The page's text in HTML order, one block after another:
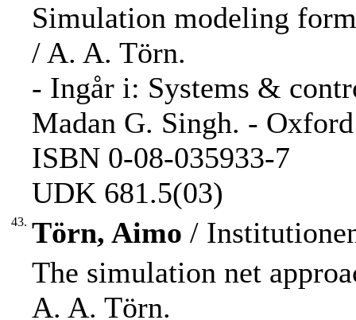
Simulation modeling
/ A. A. Törn.
- Ingår i: Systems &
Madan G. Singh. -
ISBN 0-08-035933-7
UDK 681.5(03)
43. Törn, Aimo /
The simulation net
A. A. Törn.